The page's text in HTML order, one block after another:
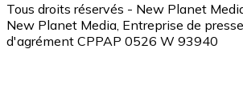
Tous droits réservés - New Planet
New Planet Media, Entreprise de
d'agrément CPPAP 0526 W 93940